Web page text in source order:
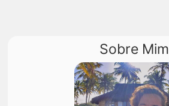
Sobre Mim